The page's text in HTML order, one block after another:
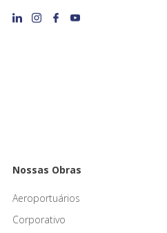
Nossas Obras
Aeroportuários
Corporativo